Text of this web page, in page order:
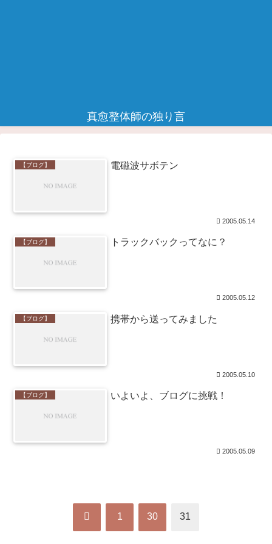
真愈整体師の独り言
【ブログ】 電磁波サボテン
2005.05.14
【ブログ】 トラックバックってなに？
2005.05.12
【ブログ】 携帯から送ってみました
2005.05.10
【ブログ】 いよいよ、ブログに挑戦！
2005.05.09
前 1 30 31